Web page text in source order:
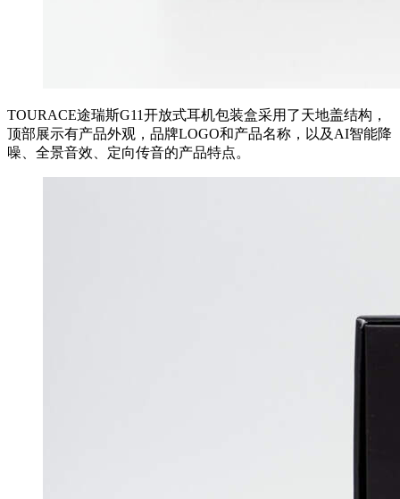
TOURACE途瑞斯G11开放式耳机包装盒采用了天地盖结构，
顶部展示有产品外观，品牌LOGO和产品名称，以及AI智能降
噪、全景音效、定向传音的产品特点。